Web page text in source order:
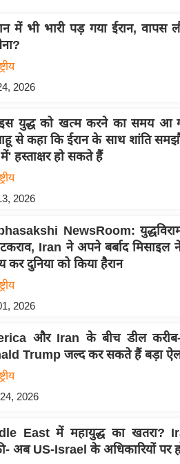
में भी भारी पड़ गया ईरान, वापस
2026
युद्ध को खत्म करने का समय आ
से कहा कि ईरान के साथ शांति
में' हस्ताक्षर हो सकते हैं
2026
NewsRoom:
Iran ने अपने बर्बाद मिसाइल
कर दुनिया को किया हैरान
2026
और Iran के बीच डील करीब-
Trump जल्द कर सकते हैं बड़ा
2026
East में महायुद्ध का खतरा?
अब US-Israel के अधिकारियों पर